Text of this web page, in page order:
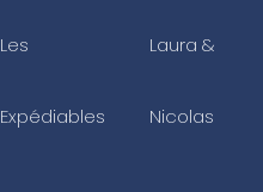
Les
Expédiables
Laura &
Nicolas